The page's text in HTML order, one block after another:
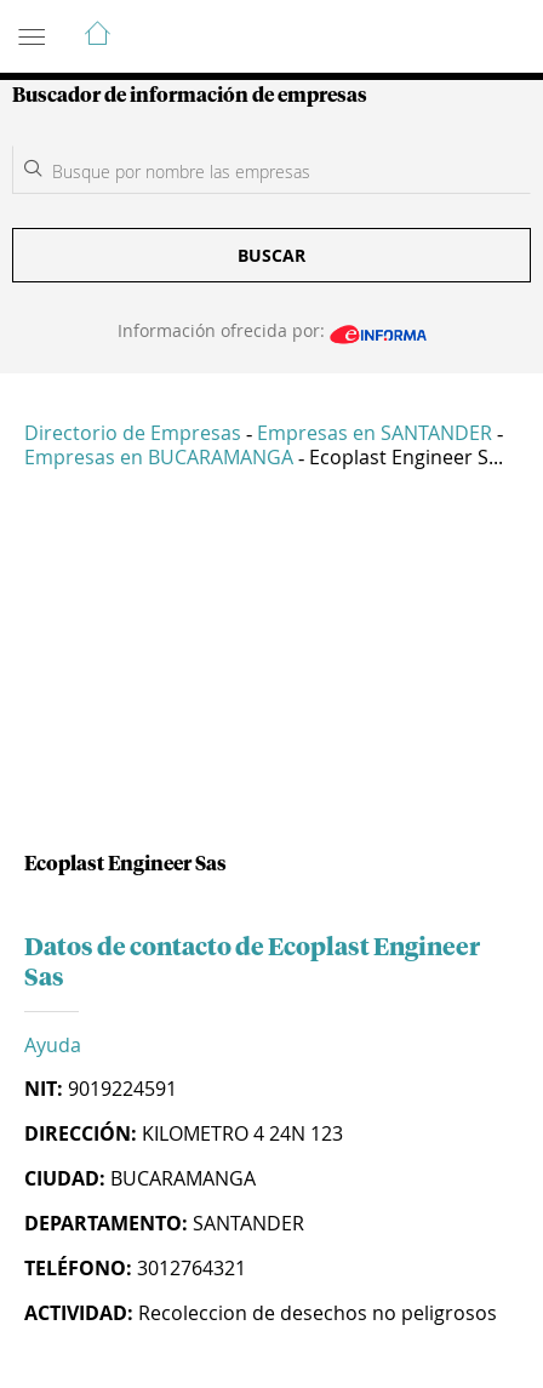
Guía de Empresas Colombianas
Buscador de información de empresas
BUSCAR
Información ofrecida por:
Directorio de Empresas - Empresas en SANTANDER -
Empresas en BUCARAMANGA - Ecoplast Engineer S...
Ecoplast Engineer Sas
Datos de contacto de Ecoplast Engineer
Sas
Ayuda
NIT: 9019224591
DIRECCIÓN: KILOMETRO 4 24N 123
CIUDAD: BUCARAMANGA
DEPARTAMENTO: SANTANDER
TELÉFONO: 3012764321
ACTIVIDAD: Recoleccion de desechos no peligrosos